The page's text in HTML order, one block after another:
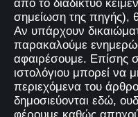
από το διαδίκτυο
σημείωση της πηγής),
Αν υπάρχουν
παρακαλούμε
αφαιρέσουμε. Επίσης
ιστολόγιου μπορεί να
περιεχόμενα του
δημοσιεύονται εδώ,